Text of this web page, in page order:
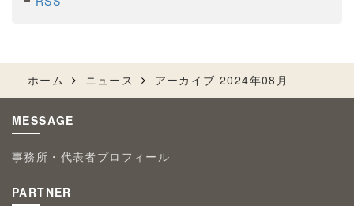
ホーム ニュース アーカイブ 2024年08月
MESSAGE
事務所・代表者プロフィール
PARTNER